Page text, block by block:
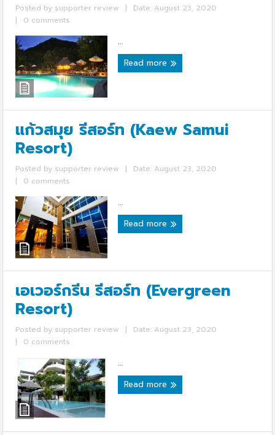
Posted by supporter review |
Date: August 23, 2020
|
0 comments
...
Read more
แก้วสมุย รีสอร์ท (Kaew Samui
Resort)
Posted by supporter review |
Date: August 23, 2020
|
0 comments
...
Read more
เอเวอร์กรีน รีสอร์ท (Evergreen
Resort)
Posted by supporter review |
Date: August 23, 2020
|
0 comments
...
Read more